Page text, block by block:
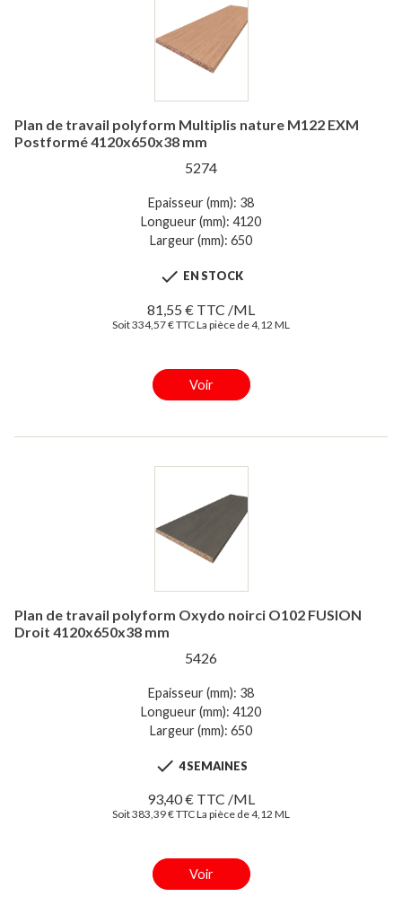
Plan de travail polyform Multiplis nature M122 EXM
Postformé 4120x650x38 mm
5274
Epaisseur (mm): 38
Longueur (mm): 4120
Largeur (mm): 650
 EN STOCK
81,55 € TTC /ML
Soit 334,57 € TTC La pièce de 4,12 ML
Voir
Plan de travail polyform Oxydo noirci O102 FUSION
Droit 4120x650x38 mm
5426
Epaisseur (mm): 38
Longueur (mm): 4120
Largeur (mm): 650
 4 SEMAINES
93,40 € TTC /ML
Soit 383,39 € TTC La pièce de 4,12 ML
Voir